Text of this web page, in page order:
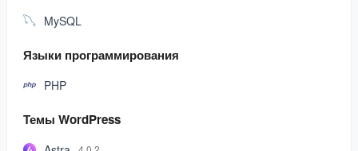
MySQL
Языки программирования
PHP
Темы WordPress